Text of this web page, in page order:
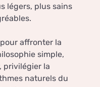
légers, plus sains
affronter la
simple,
privilégier la
naturels du